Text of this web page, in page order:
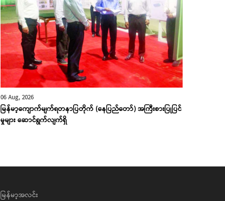
06 Aug, 2026
မြန်မာ့ကျောက်မျက်ရတနာပြတိုက် (နေပြည်တော်) အကြီးစားပြုပြင်
မှုများ ဆောင်ရွက်လျက်ရှိ
မြန်မာ့အလင်း